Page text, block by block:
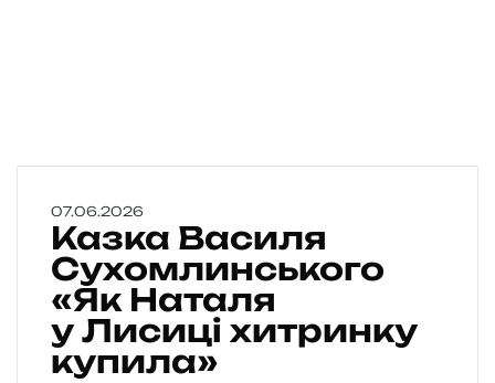
К
з
к
а
В
а
с
07.06.2026
Казка Василя
Сухомлинського
«Як Наталя
у Лисиці хитринку
купила»